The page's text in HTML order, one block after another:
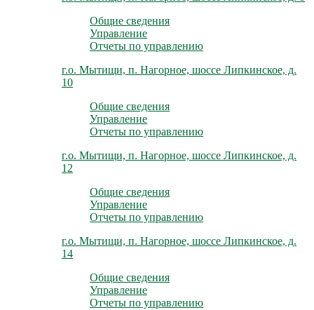
Общие сведения
Управление
Отчеты по управлению
г.о. Мытищи, п. Нагорное, шоссе Липкинское, д.
10
Общие сведения
Управление
Отчеты по управлению
г.о. Мытищи, п. Нагорное, шоссе Липкинское, д.
12
Общие сведения
Управление
Отчеты по управлению
г.о. Мытищи, п. Нагорное, шоссе Липкинское, д.
14
Общие сведения
Управление
Отчеты по управлению